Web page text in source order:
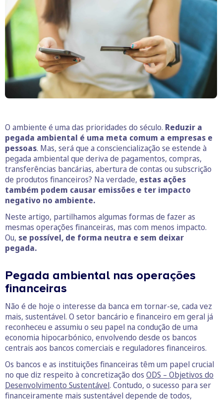
O ambiente é uma das prioridades do século. Reduzir a
pegada ambiental é uma meta comum a empresas e
pessoas. Mas, será que a consciencialização se estende à
pegada ambiental que deriva de pagamentos, compras,
transferências bancárias, abertura de contas ou subscrição
de produtos financeiros? Na verdade, estas ações
também podem causar emissões e ter impacto
negativo no ambiente.
Neste artigo, partilhamos algumas formas de fazer as
mesmas operações financeiras, mas com menos impacto.
Ou, se possível, de forma neutra e sem deixar
pegada.
Pegada ambiental nas operações
financeiras
Não é de hoje o interesse da banca em tornar-se, cada vez
mais, sustentável. O setor bancário e financeiro em geral já
reconheceu e assumiu o seu papel na condução de uma
economia hipocarbónico, envolvendo desde os bancos
centrais aos bancos comerciais e reguladores financeiros.
Os bancos e as instituições financeiras têm um papel crucial
no que diz respeito à concretização dos ODS – Objetivos do
Desenvolvimento Sustentável. Contudo, o sucesso para ser
financeiramente mais sustentável depende de todos,